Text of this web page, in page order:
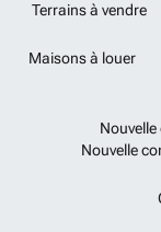
Terrains à vendre
Maisons à louer
Nouvelle